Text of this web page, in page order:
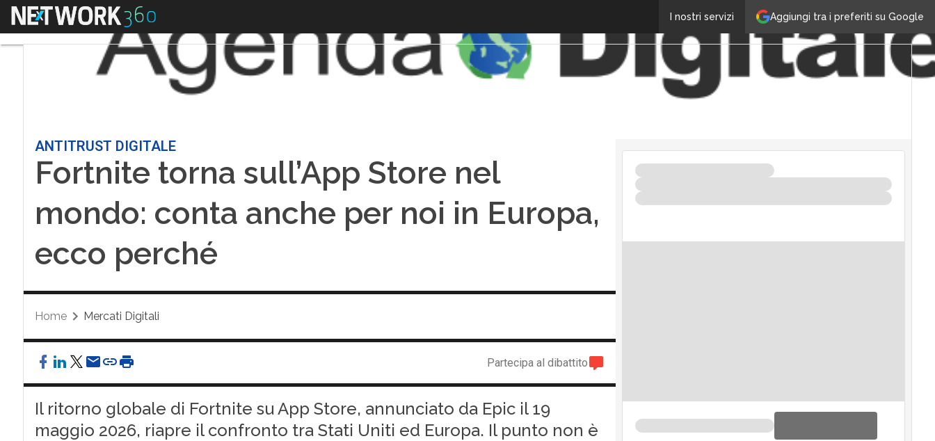
Aggiungi tra i preferiti su Google
I nostri servizi
Menu
ANTITRUST DIGITALE
Fortnite torna sull’App Store nel
mondo: conta anche per noi in Europa,
ecco perché
Home Mercati Digitali
Partecipa al dibattito
Il ritorno globale di Fortnite su App Store, annunciato da Epic il 19
maggio 2026, riapre il confronto tra Stati Uniti ed Europa. Il punto non è